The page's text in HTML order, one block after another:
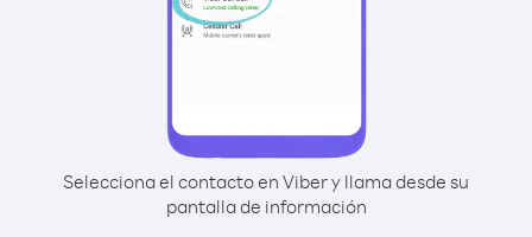
Selecciona el contacto en Viber y llama desde su
pantalla de información